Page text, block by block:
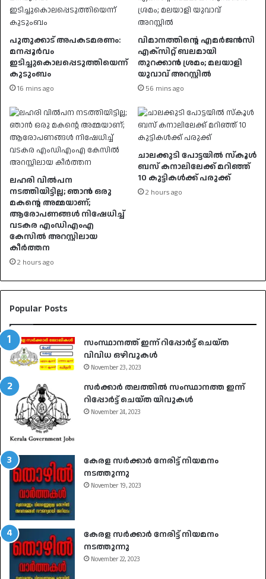
പുതുക്കാട് അപകടമരണം:
മനപ്പൂർവം
ഇടിച്ചുകൊലപ്പെടുത്തിയെന്ന്
കുടുംബം
16 mins ago
വിമാനത്തിന്റെ എമർജൻസി
എക്സിറ്റ് ബലമായി
തുറക്കാൻ ശ്രമം; മലയാളി
യുവാവ് അറസ്റ്റിൽ
56 mins ago
ലഹരി വിൽപന
നടത്തിയിട്ടില്ല; ഞാൻ ഒരു
മകൻ്റെ അമ്മയാണ്;
ആരോപണങ്ങൾ നിഷേധിച്ച്
വടകര എംഡിഎംഎ
കേസിൽ അറസ്റ്റിലായ
കീർത്തന
2 hours ago
ചാലക്കുടി പോട്ടയില്‍ സ്‌കൂള്‍
ബസ് കനാലിലേക്ക് മറിഞ്ഞ്
10 കുട്ടികള്‍ക്ക് പരുക്ക്
2 hours ago
Popular Posts
സംസ്ഥാനത്ത് ഇന്ന് റിപ്പോർട്ട് ചെയ്ത
വിവിധ ഒഴിവുകൾ
November 23, 2023
സർക്കാർ തലത്തിൽ സംസ്ഥാനത്ത ഇന്ന്
റിപ്പോർട്ട് ചെയ്ത യിവുകൾ
November 24, 2023
കേരള സർക്കാർ നേരിട്ട് നിയമനം
നടത്തുന്നു
November 19, 2023
കേരള സർക്കാർ നേരിട്ട് നിയമനം
നടത്തുന്നു
November 22, 2023